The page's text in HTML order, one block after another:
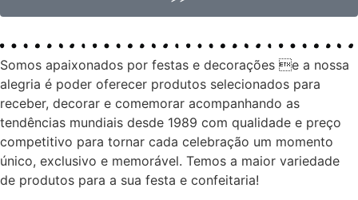
Somos apaixonados por festas e decorações e a nossa
alegria é poder oferecer produtos selecionados para
receber, decorar e comemorar acompanhando as
tendências mundiais desde 1989 com qualidade e preço
competitivo para tornar cada celebração um momento
único, exclusivo e memorável. Temos a maior variedade
de produtos para a sua festa e confeitaria!